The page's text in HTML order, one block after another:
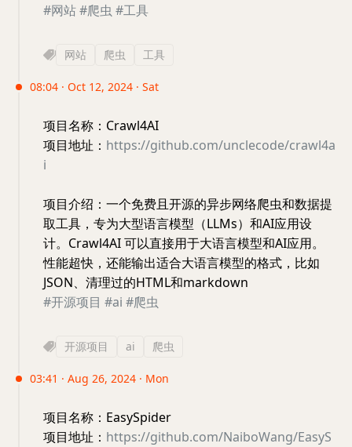
#网站#爬虫 #工具
网站 爬虫 工具
08:04 · Oct 12, 2024 · Sat
项目名称：Crawl4AI
项目地址： https://github.com/unclecode/crawl4a
i
项目介绍：一个免费且开源的异步网络爬虫和数据提
取工具，专为大型语言模型（LLMs）和AI应用设
计。Crawl4AI 可以直接用于大语言模型和AI应用。
性能超快，还能输出适合大语言模型的格式，比如
JSON、清理过的HTML和markdown
#开源项目 #ai #爬虫
开源项目 ai 爬虫
03:41 · Aug 26, 2024 · Mon
项目名称：EasySpider
项目地址： https://github.com/NaiboWang/EasyS